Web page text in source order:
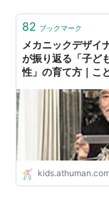
れる仕事の話は
クデザイナーで
82 ブックマーク
メカニックデザイ
が振り返る「子ど
性」の育て方｜こ